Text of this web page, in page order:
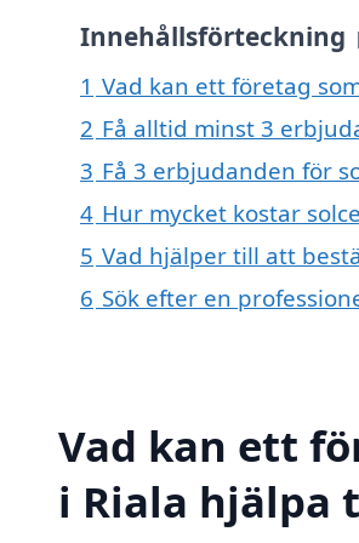
Innehållsförteckning
1 Vad kan ett företag
2 Få alltid minst 3
3 Få 3 erbjudanden för
4 Hur mycket kostar
5 Vad hjälper till att
6 Sök efter en
Vad kan ett
i Riala hjälpa